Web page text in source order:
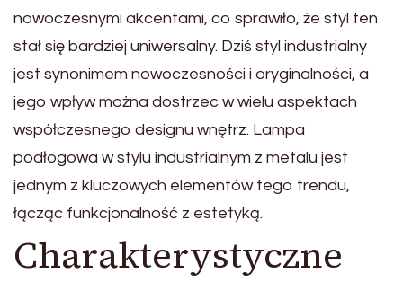
nowoczesnymi akcentami, co sprawiło, że styl ten
stał się bardziej uniwersalny. Dziś styl industrialny
jest synonimem nowoczesności i oryginalności, a
jego wpływ można dostrzec w wielu aspektach
współczesnego designu wnętrz. Lampa
podłogowa w stylu industrialnym z metalu jest
jednym z kluczowych elementów tego trendu,
łącząc funkcjonalność z estetyką.
Charakterystyczne